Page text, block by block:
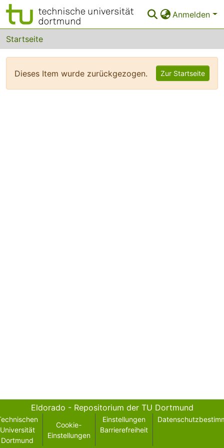
Anmelden
Bereiche & Sammlungen
Das gesamte Repositorium
FAQ
Startseite
Dieses Item wurde zurückgezogen. Zur Startseite
Eldorado - Repositorium der TU Dortmund
Universität
Dortmund
Cookie-
Einstellungen
Einstellungen
Barrierefreiheit